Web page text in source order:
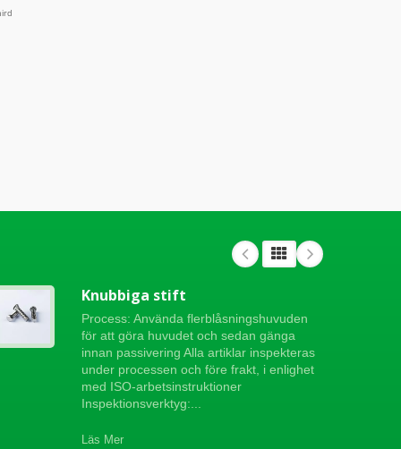
Knubbiga stift
Process: Använda flerblåsningshuvuden
för att göra huvudet och sedan gänga
innan passivering Alla artiklar inspekteras
under processen och före frakt, i enlighet
med ISO-arbetsinstruktioner
Inspektionsverktyg:...
Läs Mer